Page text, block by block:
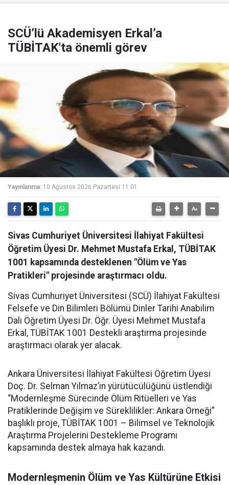
SCÜ’lü Akademisyen Erkal’a
TÜBİTAK'ta önemli görev
Yayınlanma: 10 Ağustos 2026 Pazartesi 11:01
Sivas Cumhuriyet Üniversitesi İlahiyat Fakültesi
Öğretim Üyesi Dr. Mehmet Mustafa Erkal, TÜBİTAK
1001 kapsamında desteklenen "Ölüm ve Yas
Pratikleri" projesinde araştırmacı oldu.
Sivas Cumhuriyet Üniversitesi (SCÜ) İlahiyat Fakültesi
Felsefe ve Din Bilimleri Bölümü Dinler Tarihi Anabilim
Dalı Öğretim Üyesi Dr. Öğr. Üyesi Mehmet Mustafa
Erkal, TÜBİTAK 1001 Destekli araştırma projesinde
araştırmacı olarak yer alacak.
Ankara Üniversitesi İlahiyat Fakültesi Öğretim Üyesi
Doç. Dr. Selman Yılmaz’ın yürütücülüğünü üstlendiği
“Modernleşme Sürecinde Ölüm Ritüelleri ve Yas
Pratiklerinde Değişim ve Süreklilikler: Ankara Örneği”
başlıklı proje, TÜBİTAK 1001 – Bilimsel ve Teknolojik
Araştırma Projelerini Destekleme Programı
kapsamında destek almaya hak kazandı.
Modernleşmenin Ölüm ve Yas Kültürüne Etkisi